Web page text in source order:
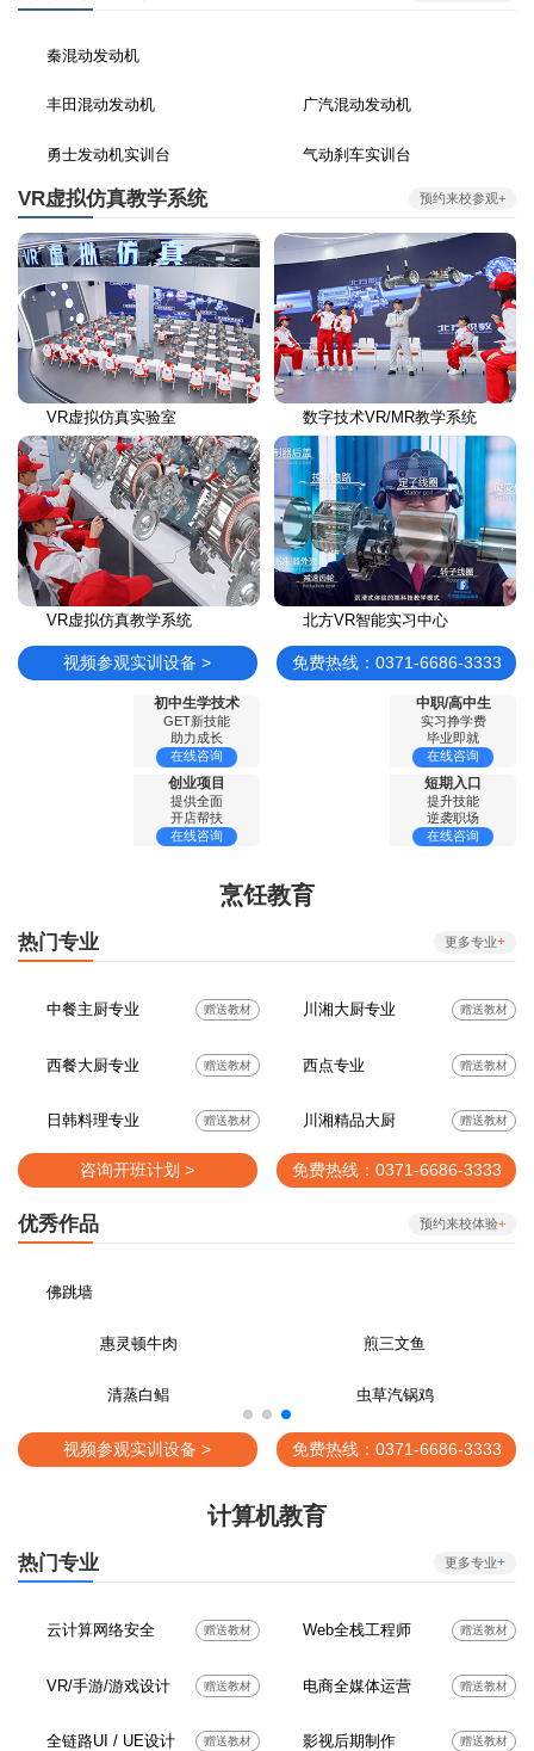
秦混动发动机
丰田混动发动机 广汽混动发动机
勇士发动机实训台 气动刹车实训台
VR虚拟仿真教学系统 预约来校参观+
VR虚拟仿真实验室 数字技术VR/MR教学系统
VR虚拟仿真教学系统 北方VR智能实习中心
视频参观实训设备 > 免费热线：0371-6686-3333
初中生学技术
GET新技能
助力成长
在线咨询
中职/高中生
实习挣学费
毕业即就
在线咨询
创业项目
提供全面
开店帮扶
在线咨询
短期入口
提升技能
逆袭职场
在线咨询
烹饪教育
热门专业 更多专业+
中餐主厨专业 赠送教材 川湘大厨专业 赠送教材
西餐大厨专业 赠送教材 西点专业 赠送教材
日韩料理专业 赠送教材 川湘精品大厨 赠送教材
咨询开班计划 > 免费热线：0371-6686-3333
优秀作品 预约来校体验+
佛跳墙
菠萝龙虾球 百花鱼肚
松子酥鸭 琥珀桃胶扒龙鳌
视频参观实训设备 > 免费热线：0371-6686-3333
计算机教育
热门专业 更多专业+
云计算网络安全 赠送教材 Web全栈工程师 赠送教材
VR/手游/游戏设计 赠送教材 电商全媒体运营 赠送教材
全链路UI / UE设计 赠送教材 影视后期制作 赠送教材